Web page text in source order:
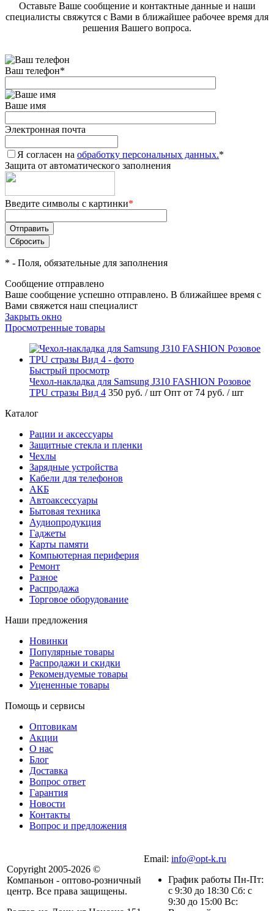
Оставьте Ваше сообщение и контактные данные и наши
специалисты свяжутся с Вами в ближайшее рабочее время для
решения Вашего вопроса.
Ваш телефон*
Ваше имя
Электронная почта
Я согласен на обработку персональных данных.*
Защита от автоматического заполнения
Введите символы с картинки*
* - Поля, обязательные для заполнения
Сообщение отправлено
Ваше сообщение успешно отправлено. В ближайшее время с
Вами свяжется наш специалист
Закрыть окно
Просмотренные товары
Быстрый просмотр
Чехол-накладка для Samsung J310 FASHION Розовое
TPU стразы Вид 4 350 руб. / шт Опт от 74 руб. / шт
Каталог
Рации и аксессуары
Защитные стекла и пленки
Чехлы
Зарядные устройства
Кабели для телефонов
АКБ
Автоаксессуары
Бытовая техника
Аудиопродукция
Гаджеты
Карты памяти
Компьютерная периферия
Ремонт
Разное
Распродажа
Торговое оборудование
Наши предложения
Новинки
Популярные товары
Распродажи и скидки
Рекомендуемые товары
Уцененные товары
Помощь и сервисы
Оптовикам
Акции
О нас
Блог
Доставка
Вопрос ответ
Гарантия
Новости
Контакты
Вопрос и предложения
Copyright 2005-2026 ©
Компаньон - оптово-розничный
центр. Все права защищены.
Email: info@opt-k.ru
График работы Пн-Пт:
с 9:30 до 18:30 Сб: с
9:30 до 15:00 Вс: